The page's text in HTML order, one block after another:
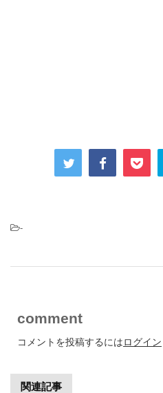
-
comment
コメントを投稿するにはログイン
関連記事